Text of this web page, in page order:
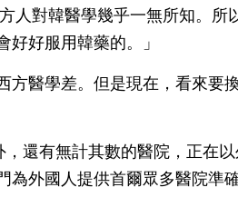
人對韓醫學幾乎一無所知。所
好服用韓藥的。」
方醫學差。但是現在，看來要
還有無計其數的醫院，正在
為外國人提供首爾眾多醫院準